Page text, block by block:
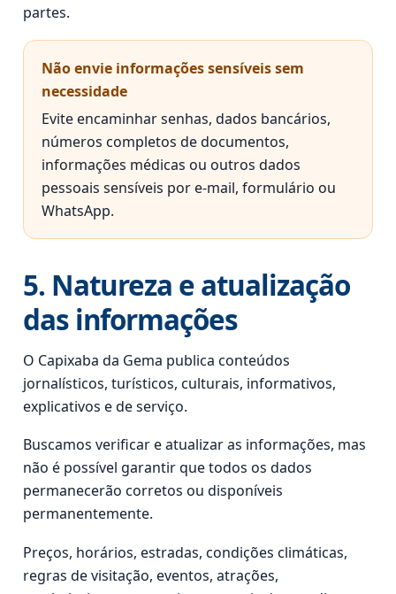
partes.
Não envie informações sensíveis sem
necessidade
Evite encaminhar senhas, dados bancários,
números completos de documentos,
informações médicas ou outros dados
pessoais sensíveis por e-mail, formulário ou
WhatsApp.
5. Natureza e atualização
das informações
O Capixaba da Gema publica conteúdos
jornalísticos, turísticos, culturais, informativos,
explicativos e de serviço.
Buscamos verificar e atualizar as informações, mas
não é possível garantir que todos os dados
permanecerão corretos ou disponíveis
permanentemente.
Preços, horários, estradas, condições climáticas,
regras de visitação, eventos, atrações,